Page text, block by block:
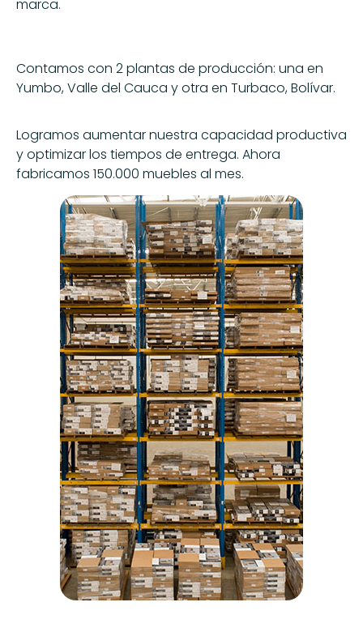
marca.
Contamos con 2 plantas de producción: una en
Yumbo, Valle del Cauca y otra en Turbaco, Bolívar.
Logramos aumentar nuestra capacidad productiva
y optimizar los tiempos de entrega. Ahora
fabricamos 150.000 muebles al mes.